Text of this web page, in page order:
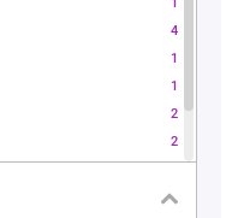
4
1
1
2
2
1